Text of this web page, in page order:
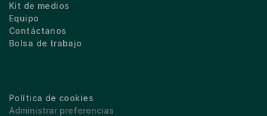
Kit de medios
Equipo
Contáctanos
Bolsa de trabajo
Política de cookies
Administrar preferencias